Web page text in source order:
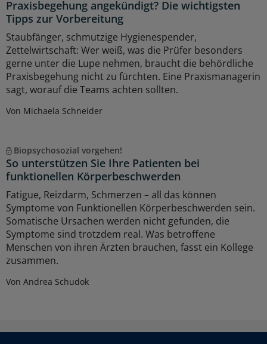
Praxisbegehung angekündigt? Die wichtigsten
Tipps zur Vorbereitung
Staubfänger, schmutzige Hygienespender,
Zettelwirtschaft: Wer weiß, was die Prüfer besonders
gerne unter die Lupe nehmen, braucht die behördliche
Praxisbegehung nicht zu fürchten. Eine Praxismanagerin
sagt, worauf die Teams achten sollten.
Von Michaela Schneider
Biopsychosozial vorgehen!
So unterstützen Sie Ihre Patienten bei
funktionellen Körperbeschwerden
Fatigue, Reizdarm, Schmerzen – all das können
Symptome von Funktionellen Körperbeschwerden sein.
Somatische Ursachen werden nicht gefunden, die
Symptome sind trotzdem real. Was betroffene
Menschen von ihren Ärzten brauchen, fasst ein Kollege
zusammen.
Von Andrea Schudok